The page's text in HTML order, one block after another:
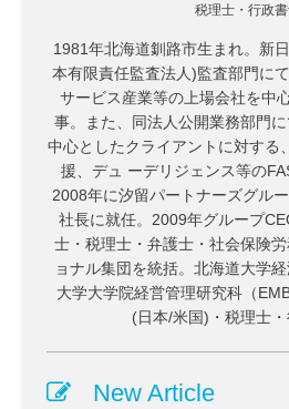
税理士・行政
1981年北海道釧路市生まれ。新
本有限責任監査法人)監査部門に
サービス産業等の上場会社を中
事。また、同法人公開業務部門
中心としたクライアントに対する
援、デュ ーデリジェンス等の
2008年に汐留パートナーズグル
社長に就任。2009年グループ
士・税理士・弁護士・社会保険
ョナル集団を統括。北海道大学
大学大学院経営管理研究科（
(日本/米国)・税理士・
New Article